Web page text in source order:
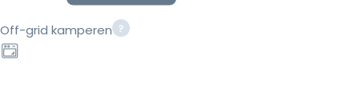
Off-grid kamperen